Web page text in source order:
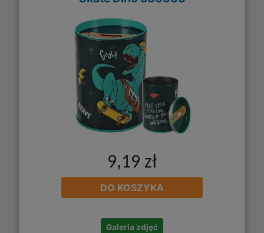
9,19 zł
DO KOSZYKA
Galeria zdjęć